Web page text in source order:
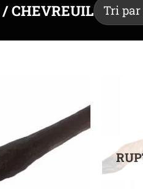
CHEVREUIL
Ajouter
à la liste
de
souhaits